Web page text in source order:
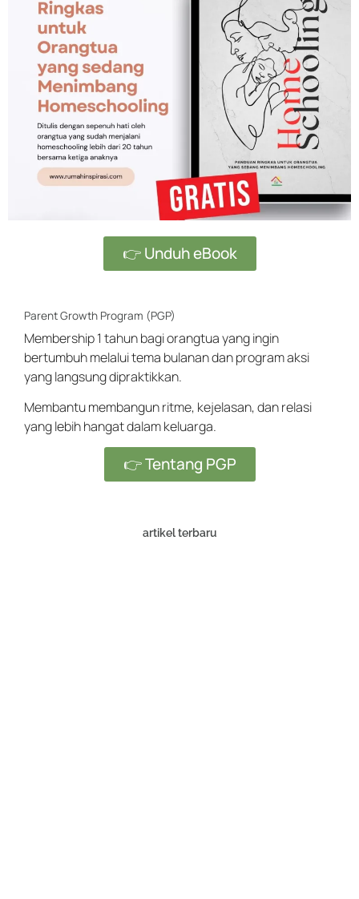
👉 Unduh eBook
Parent Growth Program (PGP)
Membership 1 tahun bagi orangtua yang ingin
bertumbuh melalui tema bulanan dan program aksi
yang langsung dipraktikkan.
Membantu membangun ritme, kejelasan, dan relasi
yang lebih hangat dalam keluarga.
👉 Tentang PGP
artikel terbaru